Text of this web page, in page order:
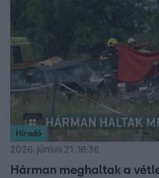
Híradó
2026. június 21. 16:36
Hárman meghaltak a